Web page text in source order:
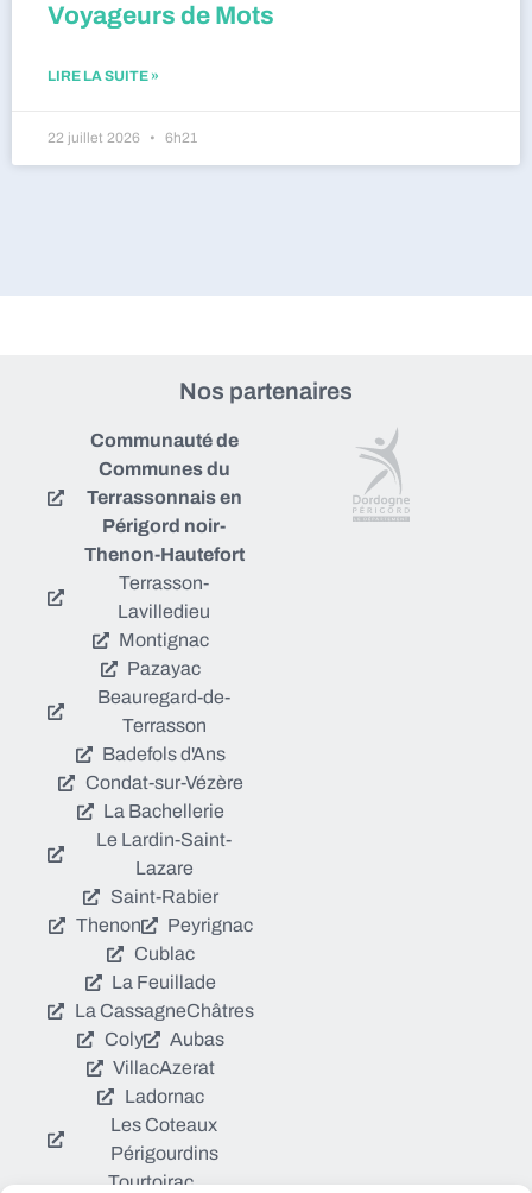
Voyageurs de Mots
LIRE LA SUITE »
22 juillet 2026 6h21
Nos partenaires
Communauté de
Communes du
Terrassonnais en
Périgord noir-
Thenon-Hautefort
Terrasson-
Lavilledieu
Montignac
Pazayac
Beauregard-de-
Terrasson
Badefols d'Ans
Condat-sur-Vézère
La Bachellerie
Le Lardin-Saint-
Lazare
Saint-Rabier
Thenon
Peyrignac
Cublac
La Feuillade
La CassagneChâtres
Coly
Aubas
VillacAzerat
Ladornac
Les Coteaux
Périgourdins
Tourtoirac